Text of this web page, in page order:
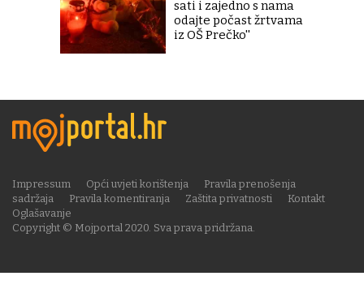
sati i zajedno s nama
odajte počast žrtvama
iz OŠ Prečko''
Copyright © Mojportal 2020. Sva prava pridržana.
Impressum Opći uvjeti korištenja
Pravila prenošenja
sadržaja
Pravila komentiranja Zaštita privatnosti
Kontakt
Oglašavanje